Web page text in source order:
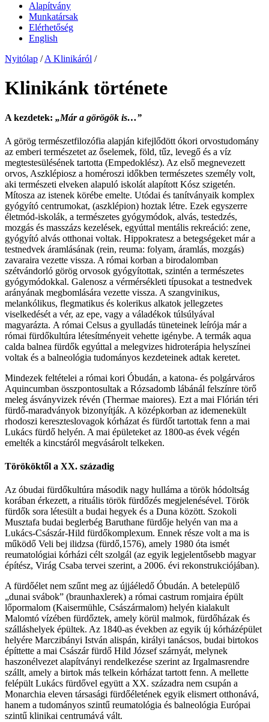
Alapítvány
Munkatársak
Elérhetőség
English
Nyitólap / A Klinikáról /
Klinikánk története
A kezdetek: „Már a görögök is…”
A görög természetfilozófia alapján kifejlődött ókori orvostudomány
az emberi természetet az őselemek, föld, tűz, levegő és a víz
megtestesülésének tartotta (Empedoklész). Az első megnevezett
orvos, Aszklépiosz a homéroszi időkben természetes személy volt,
aki természeti elveken alapuló iskolát alapított Kósz szigetén.
Mítosza az istenek körébe emelte. Utódai és tanítványaik komplex
gyógyító centrumokat, (aszklépion) hoztak létre. Ezek egyszerre
életmód-iskolák, a természetes gyógymódok, alvás, testedzés,
mozgás és masszázs kezelések, egyúttal mentális rekreáció: zene,
gyógyító alvás otthonai voltak. Hippokratesz a betegségeket már a
testnedvek áramlásának (rein, reuma: folyam, áramlás, mozgás)
zavaraira vezette vissza. A római korban a birodalomban
szétvándorló görög orvosok gyógyítottak, szintén a természetes
gyógymódokkal. Galenosz a vérmérsékleti típusokat a testnedvek
arányának megbomlására vezette vissza. A szangvinikus,
melankólikus, flegmatikus és kolerikus alkatok jellegzetes
viselkedését a vér, az epe, vagy a váladékok túlsúlyával
magyarázta. A római Celsus a gyulladás tüneteinek leírója már a
római fürdőkultúra létesítményeit vehette igénybe. A termák aqua
calda balnea fürdők egyúttal a melegvizes hidroterápia helyszínei
voltak és a balneológia tudományos kezdeteinek adtak keretet.
Mindezek feltételei a római kori Óbudán, a katona- és polgárváros
Aquincumban összpontosultak a Rózsadomb lábánál felszínre törő
meleg ásványvizek révén (Thermae maiores). Ezt a mai Flórián téri
fürdő-maradványok bizonyítják. A középkorban az idemenekült
rhodoszi kereszteslovagok kórházat és fürdőt tartottak fenn a mai
Lukács fürdő helyén. A mai épületeket az 1800-as évek végén
emelték a kincstáról megvásárolt telkeken.
Törököktől a XX. századig
Az óbudai fürdőkultúra második nagy hulláma a török hódoltság
korában érkezett, a rituális török fürdőzés megjelenésével. Török
fürdők sora létesült a budai hegyek és a Duna között. Szokoli
Musztafa budai beglerbég Baruthane fürdője helyén van ma a
Lukács-Császár-Hild fürdőkomplexum. Ennek része volt a ma is
működő Veli bej ilidzsa (fürdő,1576), amely 1980 óta ismét
reumatológiai kórházi célt szolgál (az egyik legjelentősebb magyar
építész, Virág Csaba tervei szerint, a 2006. évi rekonstrukciójában).
A fürdőélet nem szűnt meg az újjáéledő Óbudán. A betelepülő
„dunai svábok” (braunhaxlerek) a római castrum romjaira épült
lőpormalom (Kaisermühle, Császármalom) helyén kialakult
Malomtó vízében fürdőztek, amely körül malmok, fürdőházak és
szálláshelyek épültek. Az 1840-as években az egyik új kórházépület
helyére Marczibányi István alispán, királyi tanácsos, budai birtokos
építtette a mai Császár fürdő Hild József szárnyát, melynek
haszonélvezet alapítványi rendelkezése szerint az Irgalmasrendre
szállt, amely a birtok más telkein kórházat tartott fenn. A mellette
felépült Lukács fürdővel együtt a XX. századra nem csupán a
Monarchia eleven társasági fürdőéletének egyik elismert otthonává,
hanem a tudományos szintű reumatológia és balneológia Európai
szintű klinikai centrumává vált.